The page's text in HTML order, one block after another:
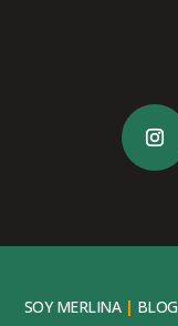
SOY MERLINA | BLOG